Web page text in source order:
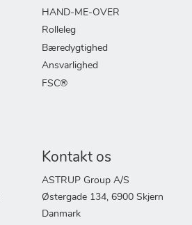
HAND-ME-OVER
Rolleleg
Bæredygtighed
Ansvarlighed
FSC®
Kontakt os
ASTRUP Group A/S
Østergade 134, 6900 Skjern
Danmark